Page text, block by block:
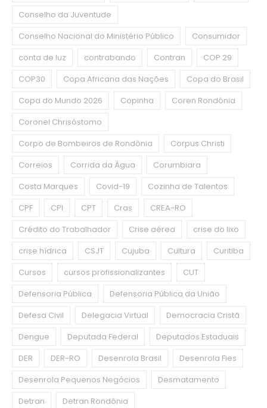
Conselho da Juventude
Conselho Nacional do Ministério Público
Consumidor
conta de luz
contrabando Contran
COP 29
COP30
Copa Africana das Nações
Copa do Brasil
Copa do Mundo 2026
Copinha
Coren Rondônia
Coronel Chrisóstomo
Corpo de Bombeiros de Rondônia
Corpus Christi
Correios
Corrida da Água
Corumbiara
Costa Marques
Covid-19
Cozinha de Talentos
CPF
CPI CPT Cras
CREA-RO
Crédito do Trabalhador
Crise aérea
crise do lixo
crise hídrica
CSJT Cujuba Cultura
Curitiba
Cursos
cursos profissionalizantes
CUT
Defensoria Pública
Defensoria Pública da União
Defesa Civil
Delegacia Virtual
Democracia Cristã
Dengue
Deputada Federal
Deputados Estaduais
DER
DER-RO Desenrola Brasil
Desenrola Fies
Desenrola Pequenos Negócios
Desmatamento
Detran
Detran Rondônia